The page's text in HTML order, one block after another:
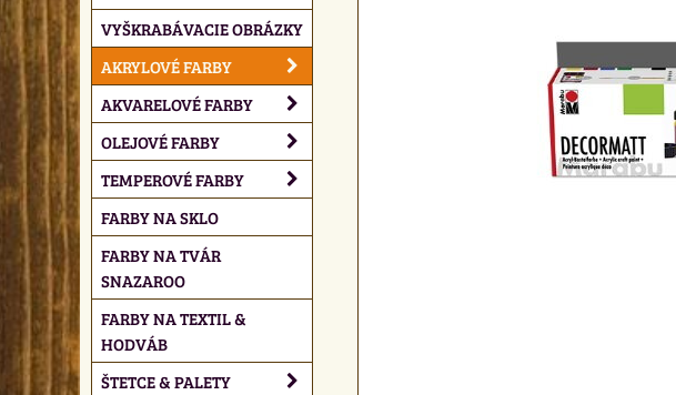
VYŠKRABÁVACIE OBRÁZKY
AKRYLOVÉ FARBY
AKVARELOVÉ FARBY
OLEJOVÉ FARBY
TEMPEROVÉ FARBY
FARBY NA SKLO
FARBY NA TVÁR
SNAZAROO
FARBY NA TEXTIL &
HODVÁB
ŠTETCE & PALETY